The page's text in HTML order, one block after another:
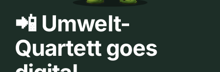
📲 Umwelt-
Quartett goes